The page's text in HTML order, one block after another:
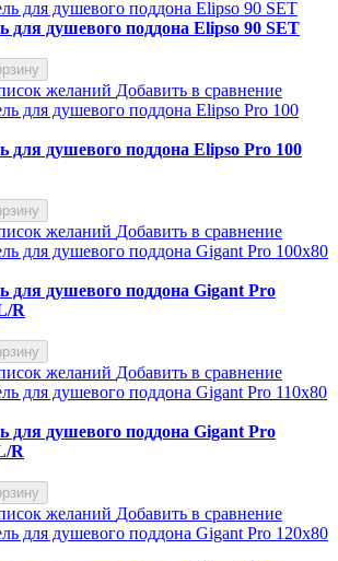
для душевого поддона Elipso 90 SET
желаний Добавить в сравнение
для душевого поддона Elipso Pro 100
желаний Добавить в сравнение
для душевого поддона Gigant Pro
R
желаний Добавить в сравнение
для душевого поддона Gigant Pro
R
желаний Добавить в сравнение